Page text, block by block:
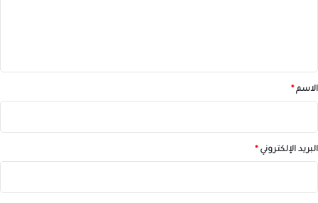
*الاسم*
البريد الإلكتروني*